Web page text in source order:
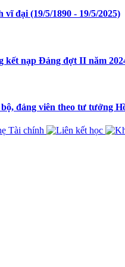
đại (19/5/1890 - 19/5/2025)
kết nạp Đảng đợt II năm
đảng viên theo tư tưởng